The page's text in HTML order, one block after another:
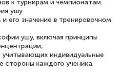
уровня
обучение онлайн, мне
к турнирам и чемпионатам.
ушу
его значение в тренировочном
ушу, включая принципы
учитывающих индивидуальные
стороны каждого ученика.